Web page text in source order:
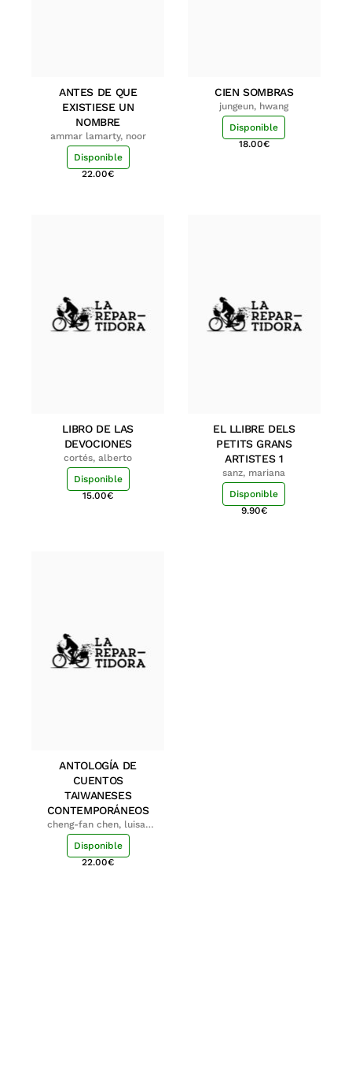
ANTES DE QUE
EXISTIESE UN
NOMBRE
ammar lamarty, noor
Disponible
22.00€
CIEN SOMBRAS
jungeun, hwang
Disponible
18.00€
LIBRO DE LAS
DEVOCIONES
cortés, alberto
Disponible
15.00€
EL LLIBRE DELS
PETITS GRANS
ARTISTES 1
sanz, mariana
Disponible
9.90€
ANTOLOGÍA DE
CUENTOS
TAIWANESES
CONTEMPORÁNEOS
cheng-fan chen, luisa;
shu-ying chang, luisa
Disponible
22.00€